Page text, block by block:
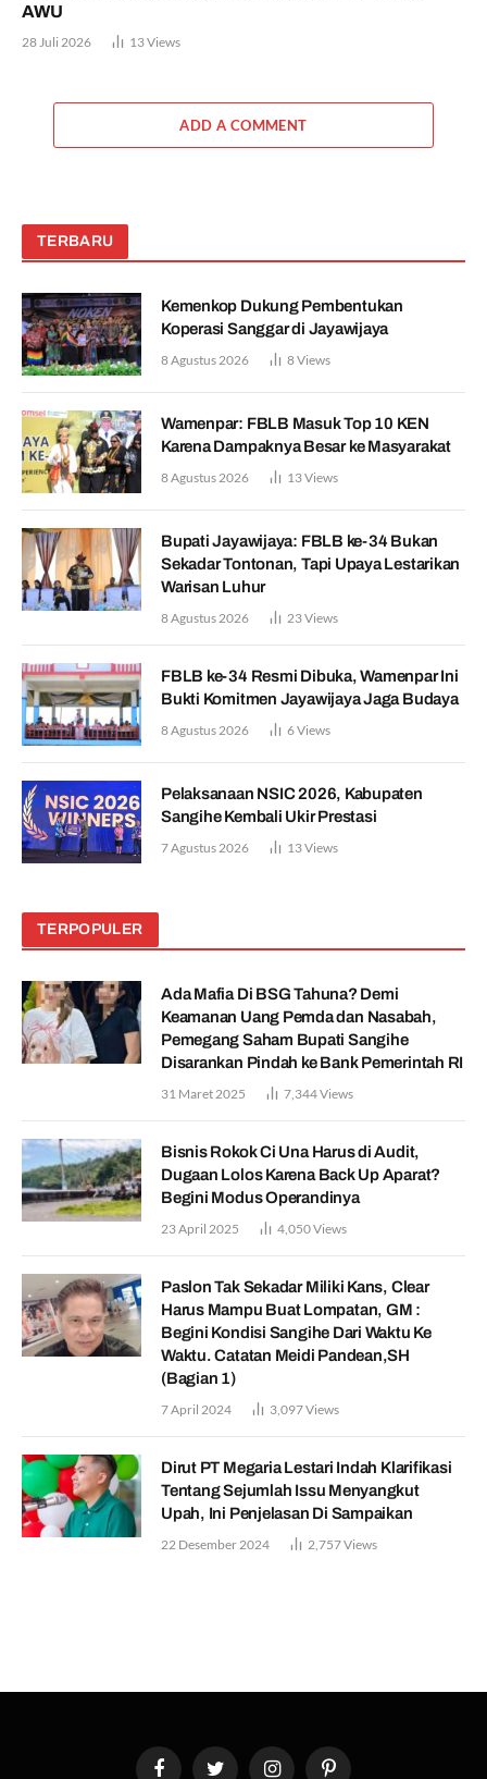
AWU
28 Juli 2026 13Views
ADD A COMMENT
TERBARU
Kemenkop Dukung Pembentukan
Koperasi Sanggar di Jayawijaya
8 Agustus 2026 8Views
Wamenpar: FBLB Masuk Top 10 KEN
Karena Dampaknya Besar ke Masyarakat
8 Agustus 2026 13Views
Bupati Jayawijaya: FBLB ke-34 Bukan
Sekadar Tontonan, Tapi Upaya Lestarikan
Warisan Luhur
8 Agustus 2026 23Views
FBLB ke-34 Resmi Dibuka, Wamenpar Ini
Bukti Komitmen Jayawijaya Jaga Budaya
8 Agustus 2026 6Views
Pelaksanaan NSIC 2026, Kabupaten
Sangihe Kembali Ukir Prestasi
7 Agustus 2026 13Views
TERPOPULER
Ada Mafia Di BSG Tahuna? Demi
Keamanan Uang Pemda dan Nasabah,
Pemegang Saham Bupati Sangihe
Disarankan Pindah ke Bank Pemerintah RI
31 Maret 2025 7,344Views
Bisnis Rokok Ci Una Harus di Audit,
Dugaan Lolos Karena Back Up Aparat?
Begini Modus Operandinya
23 April 2025 4,050Views
Paslon Tak Sekadar Miliki Kans, Clear
Harus Mampu Buat Lompatan, GM :
Begini Kondisi Sangihe Dari Waktu Ke
Waktu. Catatan Meidi Pandean,SH
(Bagian 1)
7 April 2024 3,097Views
Dirut PT Megaria Lestari Indah Klarifikasi
Tentang Sejumlah Issu Menyangkut
Upah, Ini Penjelasan Di Sampaikan
22 Desember 2024 2,757Views